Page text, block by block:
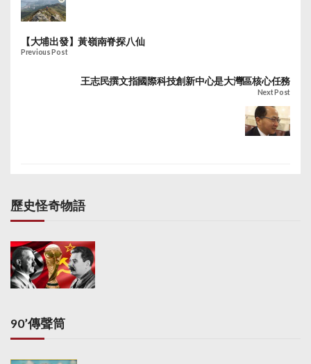
【大埔出發】黃嶺南脊探八仙
Previous Post
王志民撰文指國際科技創新中心是大灣區核心任務
Next Post
歷史怪奇物語
90’傳聲筒